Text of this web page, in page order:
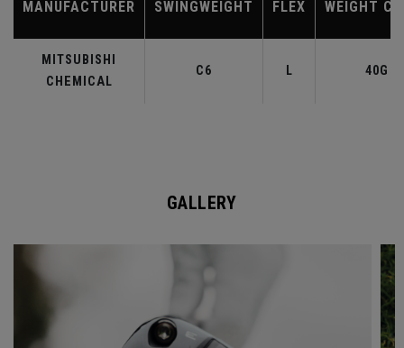
MANUFACTURER SWINGWEIGHT FLEX WEIGHT
MITSUBISHI
CHEMICAL
C6 L 40G
GALLERY